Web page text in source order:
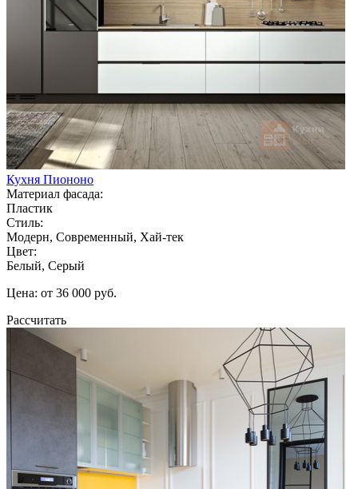
Кухня Пиононо
Материал фасада:
Пластик
Стиль:
Модерн, Современный, Хай-тек
Цвет:
Белый, Серый
Цена: от 36 000 руб.
Рассчитать